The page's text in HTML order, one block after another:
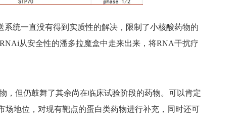
统一直没有得到实质性的解决，限制了小核酸药物的
从安全性的潘多拉魔盒中走来出来，将RNA干扰疗
，但仍鼓舞了其余尚在临床试验阶段的药物。可以肯定
地位，对现有靶点的蛋白类药物进行补充，同时还可